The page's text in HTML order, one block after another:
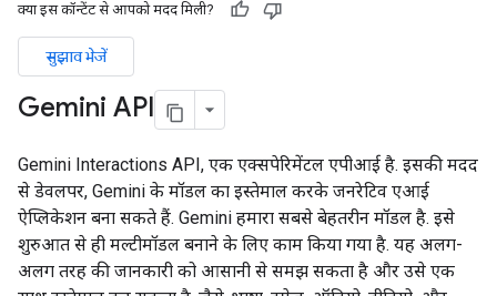
क्या इस कॉन्टेंट से आपको मदद मिली?
सुझाव भेजें
Gemini API
Gemini Interactions API, एक एक्सपेरिमेंटल एपीआई है. इसकी मदद
से डेवलपर, Gemini के मॉडल का इस्तेमाल करके जनरेटिव एआई
ऐप्लिकेशन बना सकते हैं. Gemini हमारा सबसे बेहतरीन मॉडल है. इसे
शुरुआत से ही मल्टीमॉडल बनाने के लिए काम किया गया है. यह अलग-
अलग तरह की जानकारी को आसानी से समझ सकता है और उसे एक